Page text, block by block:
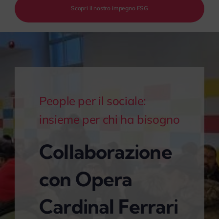
Scopri il nostro impegno ESG
People per il sociale:
insieme per chi ha bisogno
Collaborazione
con Opera
Cardinal Ferrari